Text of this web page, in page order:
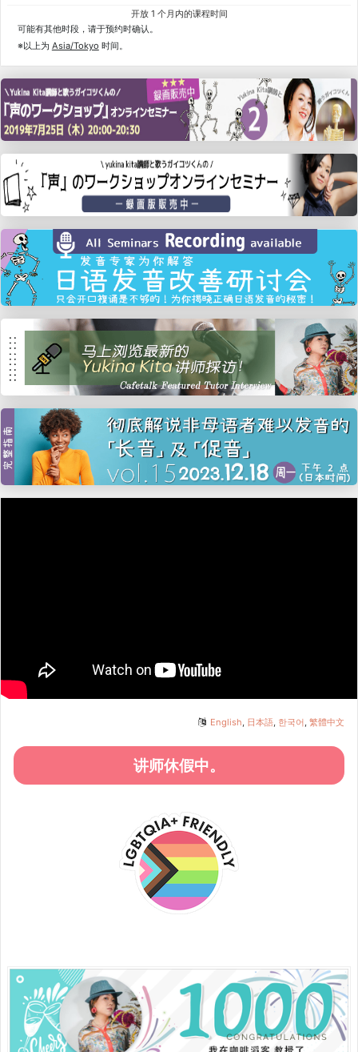
开放 1 个月内的课程时间
可能有其他时段，请于预约时确认。
※以上为 Asia/Tokyo 时间。
English, 日本語, 한국어, 繁體中文
讲师休假中。